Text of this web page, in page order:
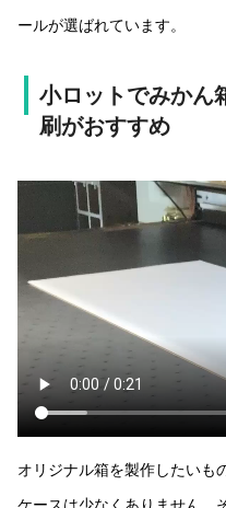
ールが選ばれています。
小ロットでみかん
刷がおすすめ
オリジナル箱を製作したいも